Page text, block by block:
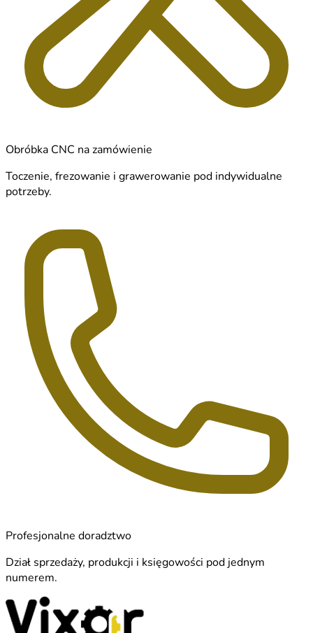
Obróbka CNC na zamówienie
Toczenie, frezowanie i grawerowanie pod indywidualne
potrzeby.
Profesjonalne doradztwo
Dział sprzedaży, produkcji i księgowości pod jednym
numerem.